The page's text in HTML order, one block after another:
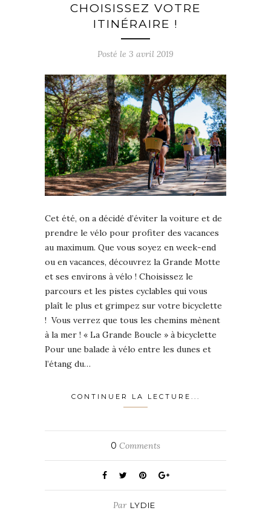
CHOISISSEZ VOTRE
ITINÉRAIRE !
Posté le 3 avril 2019
Cet été, on a décidé d’éviter la voiture et de
prendre le vélo pour profiter des vacances
au maximum. Que vous soyez en week-end
ou en vacances, découvrez la Grande Motte
et ses environs à vélo ! Choisissez le
parcours et les pistes cyclables qui vous
plaît le plus et grimpez sur votre bicyclette
! Vous verrez que tous les chemins mènent
à la mer ! « La Grande Boucle » à bicyclette
Pour une balade à vélo entre les dunes et
l’étang du…
CONTINUER LA LECTURE...
0 Comments
Par LYDIE